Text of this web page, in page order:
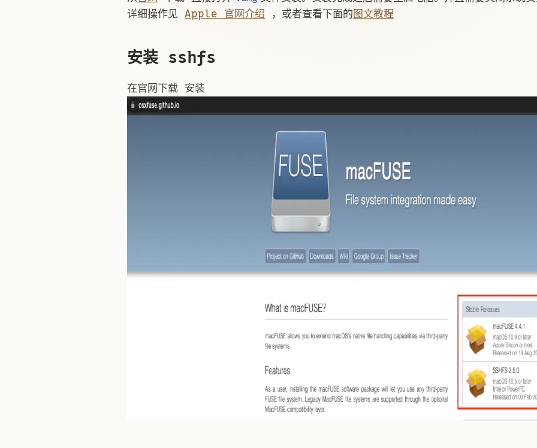
详细操作见 Apple 官网介绍 ，或者查看下面的图文教程
安装 sshfs
在官网下载 安装